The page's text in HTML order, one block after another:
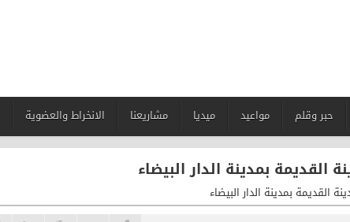
حبر وقلم مواعيد ميديا مشاريعنا الانخراط والعضوية
القديمة بمدينة الدار البيضاء
القديمة بمدينة الدار البيضاء